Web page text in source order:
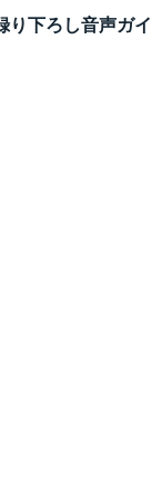
り下ろし音声ガ